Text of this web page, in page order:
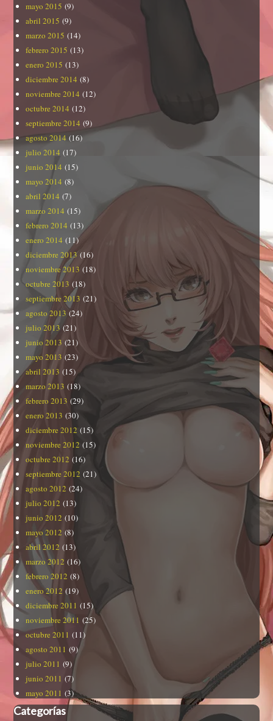
mayo 2015 (9)
abril 2015 (9)
marzo 2015 (14)
febrero 2015 (13)
enero 2015 (13)
diciembre 2014 (8)
noviembre 2014 (12)
octubre 2014 (12)
septiembre 2014 (9)
agosto 2014 (16)
julio 2014 (17)
junio 2014 (15)
mayo 2014 (8)
abril 2014 (7)
marzo 2014 (15)
febrero 2014 (13)
enero 2014 (11)
diciembre 2013 (16)
noviembre 2013 (18)
octubre 2013 (18)
septiembre 2013 (21)
agosto 2013 (24)
julio 2013 (21)
junio 2013 (21)
mayo 2013 (23)
abril 2013 (15)
marzo 2013 (18)
febrero 2013 (29)
enero 2013 (30)
diciembre 2012 (15)
noviembre 2012 (15)
octubre 2012 (16)
septiembre 2012 (21)
agosto 2012 (24)
julio 2012 (13)
junio 2012 (10)
mayo 2012 (8)
abril 2012 (13)
marzo 2012 (16)
febrero 2012 (8)
enero 2012 (19)
diciembre 2011 (15)
noviembre 2011 (25)
octubre 2011 (11)
agosto 2011 (9)
julio 2011 (9)
junio 2011 (7)
mayo 2011 (3)
Categorías